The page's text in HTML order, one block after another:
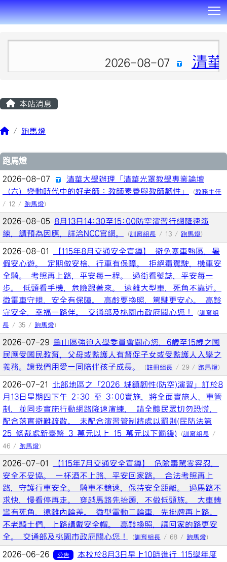
2026-08-07 清
本站消息
跑馬燈
文章列表
跑馬燈
2026-08-07
清華大學辦理「清華光罩教學專業論壇
（六）變動時代中的好老師：教師素養與教師韌性」
(教務主任
/ 12 / 跑馬燈)
2026-08-05 8月13日14:30至15:00防空演習行網降速演
練，請預為因應，詳洽NCC官網。
(訓育組長 / 13 / 跑馬燈)
2026-08-01
【115年8月交通安全宣導】 避免塞車熱區，暑
假安心遊。 定期做安檢、行車有保障。 拒絕毒駕駛，機車安
全騎。 考照再上路，平安每一程。 過街看號誌，平安每一
步。 低頭看手機，危險跟著來。 遠離大型車，死角不靠近。
微電車守規，安全有保障。 高齡要換照，駕駛更安心。 高齡
守安全，幸福一路伴。 交通部及桃園市政府關心您！
(訓育組
長 / 35 / 跑馬燈)
2026-07-29 龜山區強迫入學委員會關心您，6歲至15歲之國
民應受國民教育，父母或監護人有督促子女或受監護人入學之
義務。讓我們用愛一同陪伴孩子成長。
(註冊組長 / 29 / 跑馬燈)
2026-07-21 北部地區之「2026 城鎮韌性(防空)演習」訂於8
月13日星期四下午 2:30 至 3:00實施，將全面實施人、車管
制，並同步實施行動網路降速演練， 請全體民眾切勿恐慌，
配合落實避難疏散。 未配合演習管制將處以罰則(民防法第
25 條裁處新臺幣 3 萬元以上 15 萬元以下罰鍰)
(訓育組長 /
46 / 跑馬燈)
2026-07-01
【115年7月交通安全宣導】 危險毒駕零容忍，
安全不妥協。 一杯酒不上路、平安回家路。 合法考照再上
路，守護行車安全。 騎車不競速，保持安全距離。 過馬路不
求快，慢看停再走。 穿越馬路先抬頭，不做低頭族。 大車轉
彎有死角，遠離內輪差。 微型電動二輪車，先掛牌再上路。
不老騎士們，上路請戴安全帽。 高齡換照，讓回家的路更安
全。 交通部及桃園市政府關心您！
(訓育組長 / 68 / 跑馬燈)
2026-06-26 公告
本校於8月3日早上10時進行 115學年度